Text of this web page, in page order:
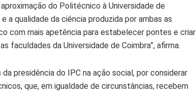
do Politécnico à Universidade de
a qualidade da ciência produzida por ambas as
com mais apetência para estabelecer pontes e criar
faculdades da Universidade de Coimbra”, afirma.
presidência do IPC na ação social, por considerar
que, em igualdade de circunstâncias, recebem